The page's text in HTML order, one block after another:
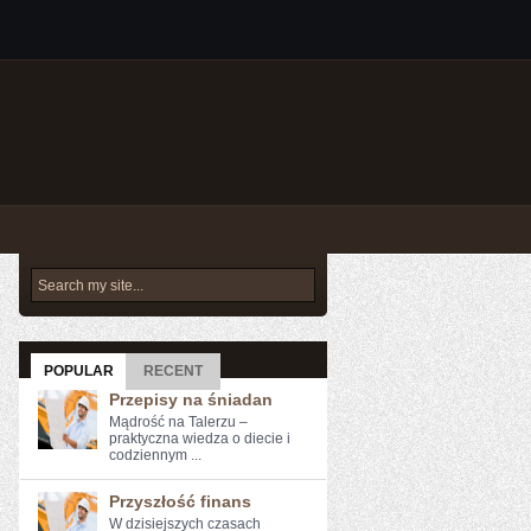
POPULAR RECENT
Przepisy na śniadan
Mądrość na Talerzu –
praktyczna wiedza o diecie i
codziennym ...
Przyszłość finans
W ‌dzisiejszych czasach⁤